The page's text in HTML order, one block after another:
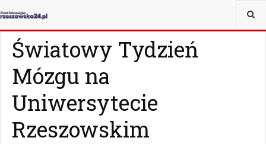
JESTEŚ TUTAJ:
Światowy Tydzień
Mózgu na
Uniwersytecie
Rzeszowskim